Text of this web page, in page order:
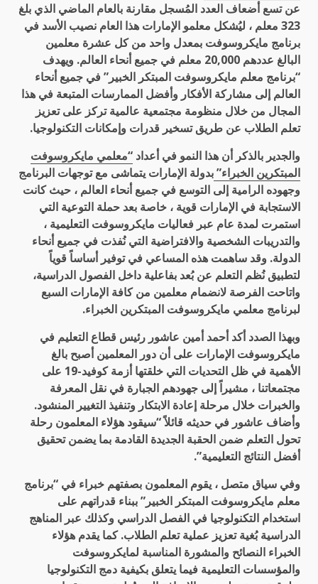
عن تسع أضعاف العدد المُسجل مقارنة بالعام الماضي الذي بلغ
323 معلم ، ليُشكل معلمو الإمارات هذا العام نصيب الأسد في
برنامج مايكروسوفت بمعدل واحد من كل عشرة معلمين
البالغ عددهم 20,000 معلم في جميع أنحاء العالم. ويهدف
“برنامج معلم مايكروسوفت المبتكر الخبير” في جميع أنحاء
العالم إلى مشاركة الأفكار وأفضل الممارسات المتبعة في هذا
المجال من خلال منظومة مجتمعية عالمية تركز على تعزيز
تعلم الطلاب عن طريق تسخير قدرات وإمكانات التكنولوجيا.
والجدير بالذكر أن هذا النمو في أعداد “معلمي مايكروسوفت
المبتكرين الخبراء”بدولة الإمارات يتماشى مع توجهات البرنامج
وجهوده الرامية إلى التوسع في جميع أنحاء العالم ، حيث كانت
الاستجابة في الإمارات قوية ، خاصة بعد حملة التوعية التي
استمرت لمدة عام عبر فعاليات مايكروسوفت التعليمية ،
والتدريبات الشخصية والافتراضية التي نُفذت في جميع أنحاء
الدولة. وقد ساهمت هذه المساعي في توفير أساساً قوياً
لتطبيق نُظم التعلم عن بُعد بفاعلية داخل الفصول الدراسية،
واتاحت الفرصة لانضمام معلمين من كافة الإمارات السبع
لبرنامج معلمي مايكروسوفت المبتكرين الخبراء.
وبهذا الصدد أكد أحمد أمين عاشور رئيس قطاع التعليم في
مايكروسوفت الإمارات على أن دور المعلمين أصبح بالغ
الأهمية في ظل التحديات التي خلقتها أزمة كوفيد-19 على
مجتمعاتنا ، مشيراً إلى جهودهم الجبارة في نقل المعرفة
والخبرات خلال مرحلة إعادة الابتكار وتنفيذ التغيير المنشود.
وأضاف عاشور في حديثه قائلاً “سيقود هؤلاء المعلمون رحلة
تحول التعلم ضمن الحقبة الجديدة القادمة بما يضمن تحقيق
أفضل النتائج التعليمية”.
وفي سياق متصل ، يقوم المعلمون بصفتهم خبراء في “برنامج
معلم مايكروسوفت المبتكر الخبير” ببناء قدراتهم على
استخدام التكنولوجيا في الفصل الدراسي وكذلك عبر المناهج
الدراسية بُغية تعزيز عملية تعلم الطلاب. كما يقدم هؤلاء
الخبراء النصائح والمشورة المناسبة لمايكروسوفت
والمؤسسات التعليمية فيما يتعلق بكيفية دمج التكنولوجيا